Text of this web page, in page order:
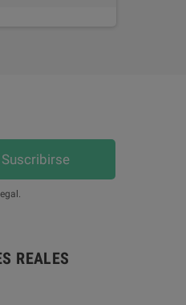
Suscribirse
REALES